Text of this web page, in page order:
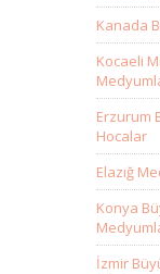
Kanada
Kocaeli
Erzurum
Hocalar
Elazığ
Konya
İzmir